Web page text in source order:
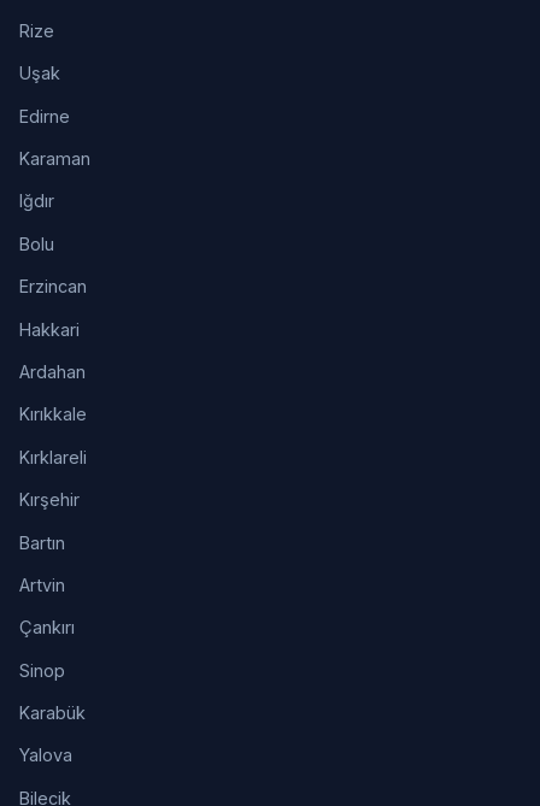
Rize
Uşak
Edirne
Karaman
Iğdır
Bolu
Erzincan
Hakkari
Ardahan
Kırıkkale
Kırklareli
Kırşehir
Bartın
Artvin
Çankırı
Sinop
Karabük
Yalova
Bilecik